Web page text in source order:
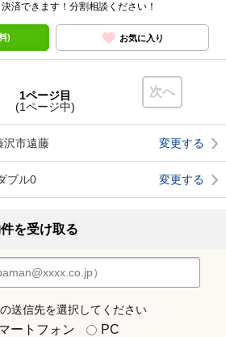
済できます！分割相談ください！
) お気に入り
次へ
1ページ目
(1ページ中)
沢市遠藤 変更する
ブル0 変更する
を受け取る
送信先を選択してください
ートフォン PC